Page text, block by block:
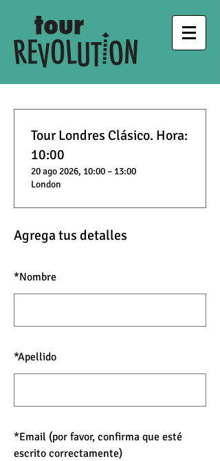
Agrega tus detalles
*Nombre
*Apellido
*Email (por favor, confirma que esté
escrito correctamente)
Tour Londres Clásico. Hora:
10:00
20 ago 2026, 10:00 – 13:00
London